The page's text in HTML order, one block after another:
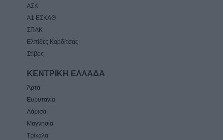
ΑΣΚ
Α1 ΕΣΚΑΘ
ΣΠΑΚ
Ελπίδες Καρδίτσας
Στίβος
ΚΕΝΤΡΙΚΗ ΕΛΛΑΔΑ
Άρτα
Ευρυτανία
Λάρισα
Μαγνησία
Τρίκαλα